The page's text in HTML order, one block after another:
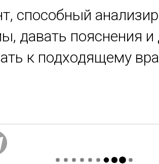
способный
давать пояснения
к подходящему